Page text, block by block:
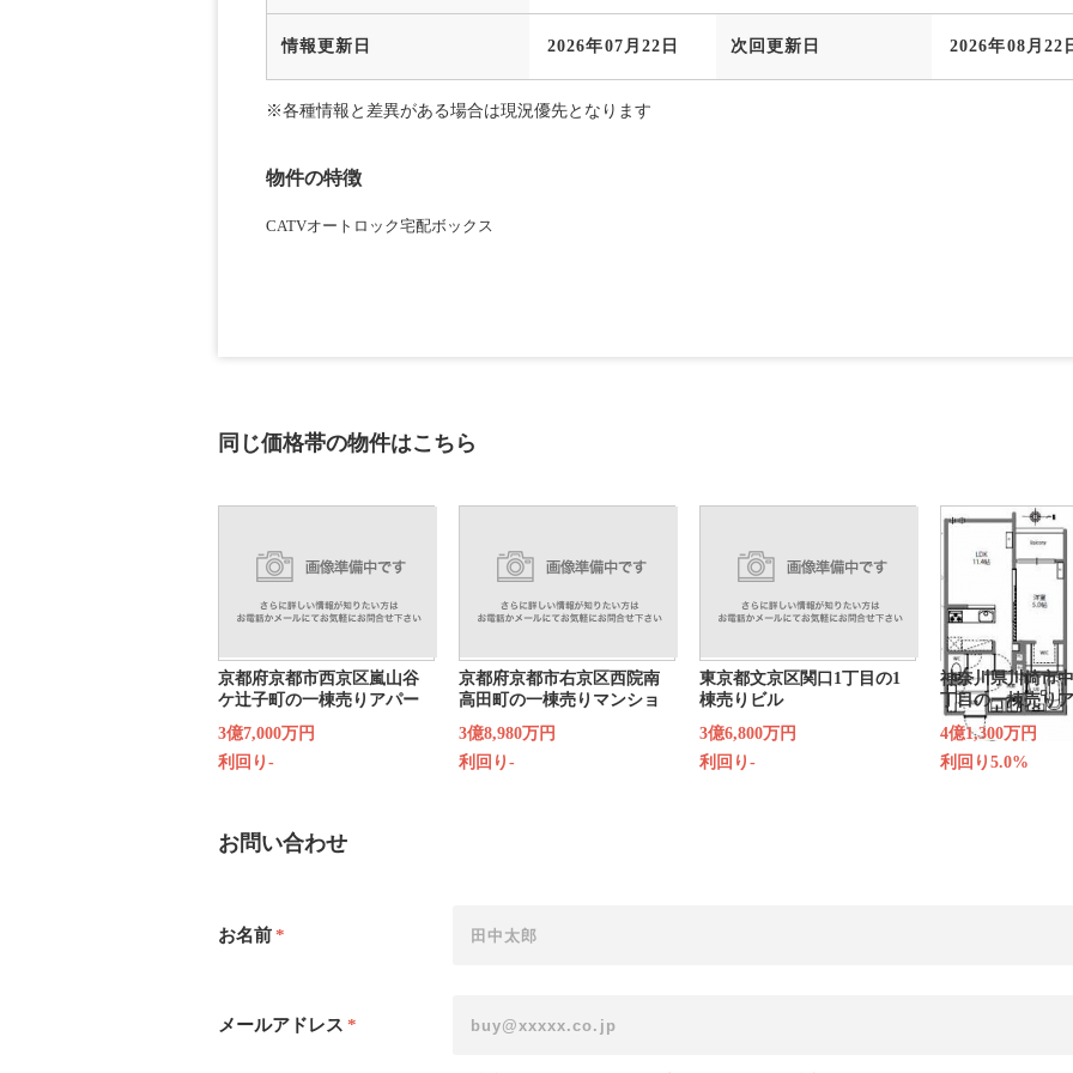
情報更新日 2026年07月22日 次回更新日 2026年08月22
※各種情報と差異がある場合は現況優先となります
物件の特徴
CATVオートロック宅配ボックス
同じ価格帯の物件はこちら
京都府京都市西京区嵐山谷
ケ辻子町の一棟売りアパー
ト
3億7,000万円
利回り-
京都府京都市右京区西院南
高田町の一棟売りマンショ
ン
3億8,980万円
利回り-
東京都文京区関口1丁目の1
棟売りビル
3億6,800万円
利回り-
神奈川県川崎市
丁目の一棟売り
4億1,300万円
利回り5.0%
お問い合わせ
お名前*
メールアドレス *